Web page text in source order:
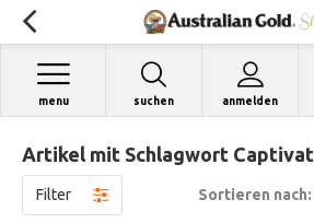
suchen anmelden
menu
Artikel mit Schlagwort
Filter Sortieren nach: